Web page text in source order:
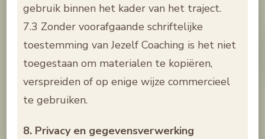
gebruik binnen het kader van het traject.
7.3 Zonder voorafgaande schriftelijke
toestemming van Jezelf Coaching is het niet
toegestaan om materialen te kopiëren,
verspreiden of op enige wijze commercieel
te gebruiken.
8. Privacy en gegevensverwerking